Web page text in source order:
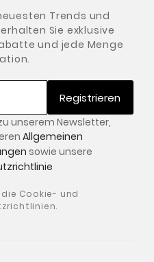
Trends und
Sie exklusive
und jede Menge
Registrieren
unserem Newsletter,
Allgemeinen
sowie unsere
Cookie- und